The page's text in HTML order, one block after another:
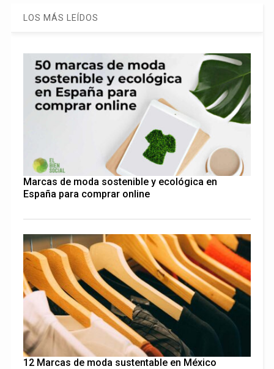
LOS MÁS LEÍDOS
Marcas de moda sostenible y ecológica en
España para comprar online
12 Marcas de moda sustentable en México